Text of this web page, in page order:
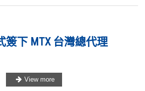
簽下 MTX 台灣總代理